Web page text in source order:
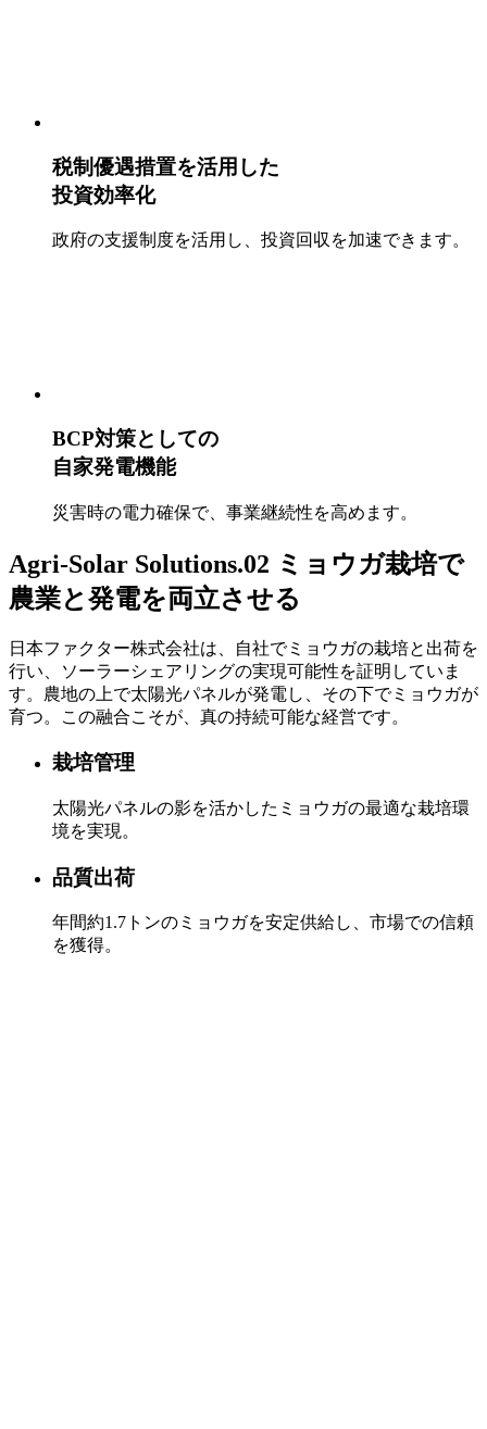
税制優遇措置を活用した
投資効率化
政府の支援制度を活用し、投資回収を加速できます。
BCP対策としての
自家発電機能
災害時の電力確保で、事業継続性を高めます。
Agri-Solar Solutions.02 ミョウガ栽培で
農業と発電を両立させる
日本ファクター株式会社は、自社でミョウガの栽培と出荷を
行い、ソーラーシェアリングの実現可能性を証明していま
す。農地の上で太陽光パネルが発電し、その下でミョウガが
育つ。この融合こそが、真の持続可能な経営です。
栽培管理
太陽光パネルの影を活かしたミョウガの最適な栽培環
境を実現。
品質出荷
年間約1.7トンのミョウガを安定供給し、市場での信頼
を獲得。